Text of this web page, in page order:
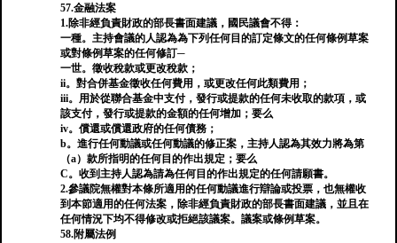
57.金融法案
1.除非經負責財政的部長書面建議，國民議會不得：
一種。主持會議的人認為為下列任何目的訂定條文的任何條例草案
或對條例草案的任何修訂─
一世。徵收稅款或更改稅款；
ii。對合併基金徵收任何費用，或更改任何此類費用；
iii。用於從聯合基金中支付，發行或提款的任何未收取的款項，或
該支付，發行或提款的金額的任何增加；要么
iv。償還或償還政府的任何債務；
b。進行任何動議或任何動議的修正案，主持人認為其效力將為第
（a）款所指明的任何目的作出規定；要么
C。收到主持人認為請為任何目的作出規定的任何請願書。
2.參議院無權對本條所適用的任何動議進行辯論或投票，也無權收
到本節適用的任何法案，除非經負責財政的部長書面建議，並且在
任何情況下均不得修改或拒絕該議案。議案或條例草案。
58.附屬法例